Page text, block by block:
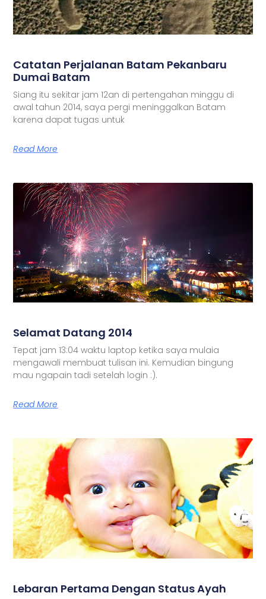
Catatan Perjalanan Batam Pekanbaru
Dumai Batam
Siang itu sekitar jam 12an di pertengahan minggu di
awal tahun 2014, saya pergi meninggalkan Batam
karena dapat tugas untuk
Read More
Selamat Datang 2014
Tepat jam 13:04 waktu laptop ketika saya mulaia
mengawali membuat tulisan ini. Kemudian bingung
mau ngapain tadi setelah login :).
Read More
Lebaran Pertama Dengan Status Ayah